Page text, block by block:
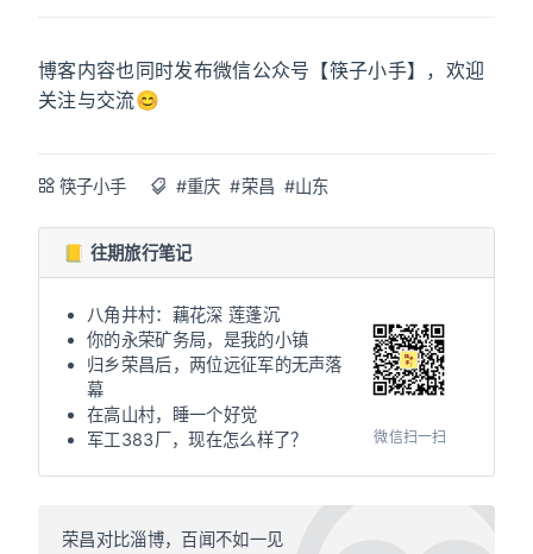
博客内容也同时发布微信公众号【筷子小手】，欢迎
关注与交流😊
筷子小手 #重庆 #荣昌 #山东
📒 往期旅行笔记
八角井村：藕花深 莲蓬沉
你的永荣矿务局，是我的小镇
归乡荣昌后，两位远征军的无声落
幕
在高山村，睡一个好觉
军工383厂，现在怎么样了？
微信扫一扫
荣昌对比淄博，百闻不如一见